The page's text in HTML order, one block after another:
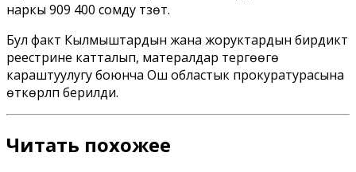
наркы 909 400 сомду түзөт.
Бул факт Кылмыштардын жана жоруктардын бирдиктүү
реестрине катталып, матералдар тергөөгө
караштуулугу боюнча Ош областык прокуратурасына
өткөрүлүп берилди.
Читать похожее